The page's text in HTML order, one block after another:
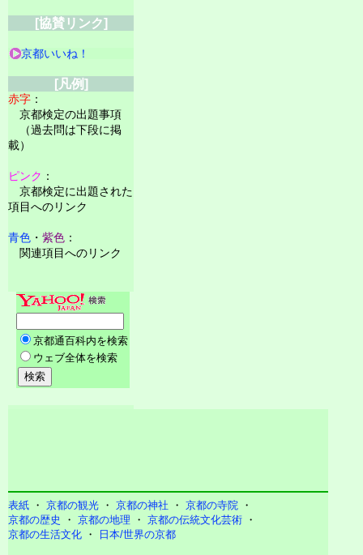
[協賛リンク]
京都いいね！
[凡例]
赤字 ：
京都検定の出題事項
（過去問は下段に掲
載）
ピンク ：
京都検定に出題された
項目へのリンク
青色 ・ 紫色 ：
関連項目へのリンク
表紙 ・ 京都の観光 ・ 京都の神社 ・ 京都の寺院 ・
京都の歴史
・ 京都の地理 ・ 京都の伝統文化芸術 ・
京都の生活文化 ・ 日本/世界の京都